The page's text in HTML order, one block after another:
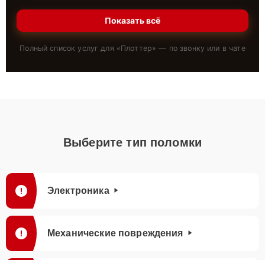
Показать всё
Полный список услуг для «Плоттер» — по звонку или в чате
Выберите тип поломки
Электроника
Механические повреждения